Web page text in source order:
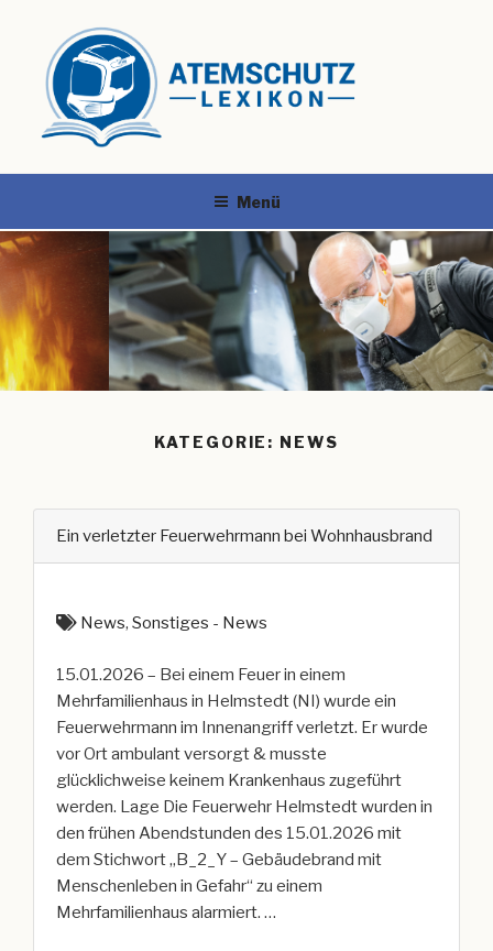
Menü
KATEGORIE: NEWS
Ein verletzter Feuerwehrmann bei Wohnhausbrand
News, Sonstiges - News
15.01.2026 – Bei einem Feuer in einem
Mehrfamilienhaus in Helmstedt (NI) wurde ein
Feuerwehrmann im Innenangriff verletzt. Er wurde
vor Ort ambulant versorgt & musste
glücklichweise keinem Krankenhaus zugeführt
werden. Lage Die Feuerwehr Helmstedt wurden in
den frühen Abendstunden des 15.01.2026 mit
dem Stichwort „B_2_Y – Gebäudebrand mit
Menschenleben in Gefahr“ zu einem
Mehrfamilienhaus alarmiert. …